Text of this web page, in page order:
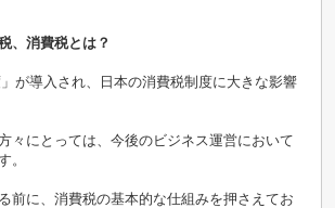
、消費税とは？
が導入され、日本の消費税制度に大きな影響
々にとっては、今後のビジネス運営において
。
前に、消費税の基本的な仕組みを押さえてお